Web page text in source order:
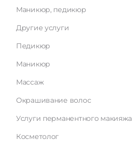
Маникюр, педикюр
Другие услуги
Педикюр
Маникюр
Массаж
Окрашивание волос
Услуги перманентного макияжа
Косметолог